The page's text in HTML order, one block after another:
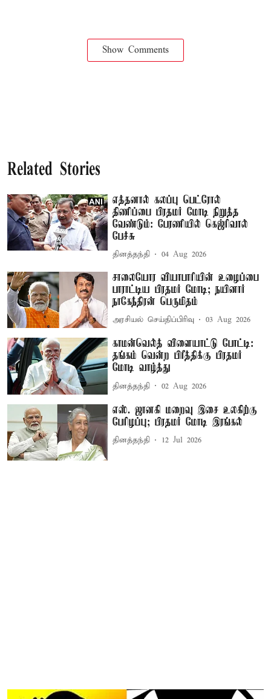
Show Comments
Related Stories
எத்தனால் கலப்பு பெட்ரோல்
திணிப்பை பிரதமர் மோடி நிறுத்த
வேண்டும்: பேரணியில் கெஜ்ரிவால்
பேச்சு
தினத்தந்தி 04 Aug 2026
சாலையோர வியாபாரியின் உழைப்பை
பாராட்டிய பிரதமர் மோடி; நயினார்
நாகேந்திரன் பெருமிதம்
அரசியல் செய்திப்பிரிவு 03 Aug 2026
காமன்வெல்த் விளையாட்டு போட்டி:
தங்கம் வென்ற பிரீத்திக்கு பிரதமர்
மோடி வாழ்த்து
தினத்தந்தி 02 Aug 2026
எஸ். ஜானகி மறைவு இசை உலகிற்கு
பேரிழப்பு; பிரதமர் மோடி இரங்கல்
தினத்தந்தி 12 Jul 2026